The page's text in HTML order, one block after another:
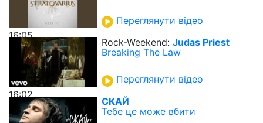
16:05
Переглянути відео
16:02
Rock-Weekend: Judas Priest
Breaking The Law
Переглянути відео
СКАЙ
Тебе це може вбити